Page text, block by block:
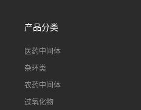
产品分类
医药中间体
杂环类
农药中间体
过氧化物